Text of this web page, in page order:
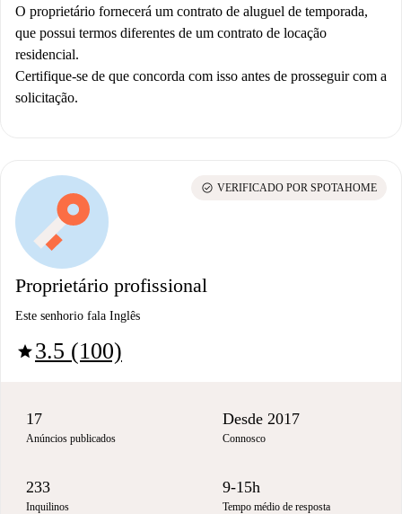
O proprietário fornecerá um contrato de aluguel de temporada,
que possui termos diferentes de um contrato de locação
residencial.
Certifique-se de que concorda com isso antes de prosseguir com a
solicitação.
Proprietário profissional
Este senhorio fala Inglês
star3.5 (100)
check_circle VERIFICADO POR SPOTAHOME
17
Anúncios publicados
Desde 2017
Connosco
233
Inquilinos
9-15h
Tempo médio de resposta